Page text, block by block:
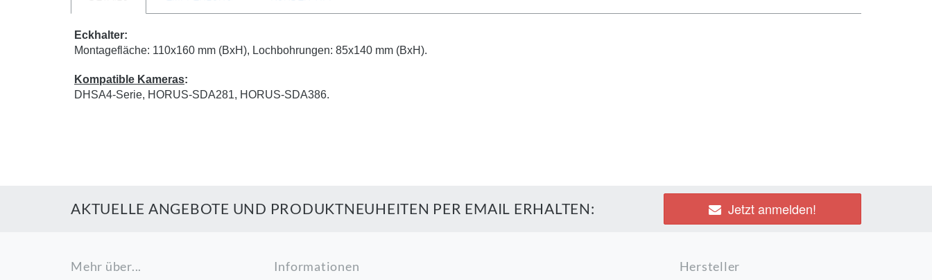
Eckhalter:
Montagefläche: 110x160 mm (BxH), Lochbohrungen: 85x140 mm (BxH).
Kompatible Kameras:
DHSA4-Serie, HORUS-SDA281, HORUS-SDA386.
AKTUELLE ANGEBOTE UND PRODUKTNEUHEITEN PER EMAIL ERHALTEN: Jetzt anmelden!
Mehr über... Informationen Hersteller